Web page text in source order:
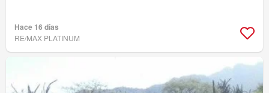
Hace 16 días
RE/MAX PLATINUM